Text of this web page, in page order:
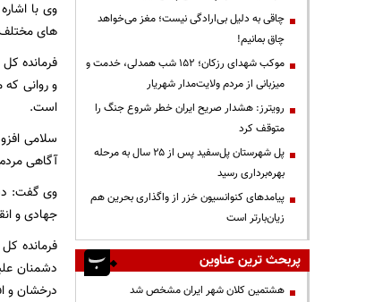
وی با
های مختلف
فرمانده
و روانی
است.
سلامی
آگاهی
وی گفت:
جهادی و
فرمانده
دشمنان
درخشان و
چاقی به دلیل بی‌ارادگی نیست؛ مغز می‌خواهد
چاق بمانیم!
موکب شهدای رزکان؛ ۱۵۲ شب همدلی، خدمت و
میزبانی از مردم ولایت‌مدار شهریار
رویترز: هشدار صریح ایران خطر شروع جنگ را
متوقف کرد
پل شهرستان پل‌سفید پس از ۲۵ سال به مرحله
بهره‌برداری رسید
پیامدهای کنوانسیون خزر از واگذاری بحرین هم
زیان‌بارتر است
پربحث ترین عناوین
هشتمین کلان شهر ایران مشخص شد